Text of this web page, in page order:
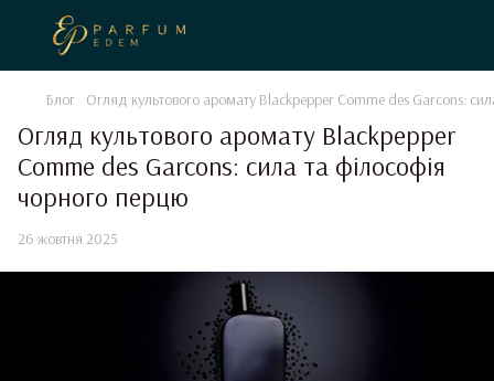
Блог Огляд культового аромату Blackpepper Comme des Garcons:
Огляд культового аромату Blackpepper
Comme des Garcons: сила та філософія
чорного перцю
26 жовтня 2025